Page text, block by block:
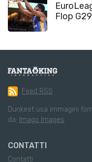
Flop G29
Feed RSS
Dunkest usa immagini
da: Imago Images
CONTATTI
Contatti